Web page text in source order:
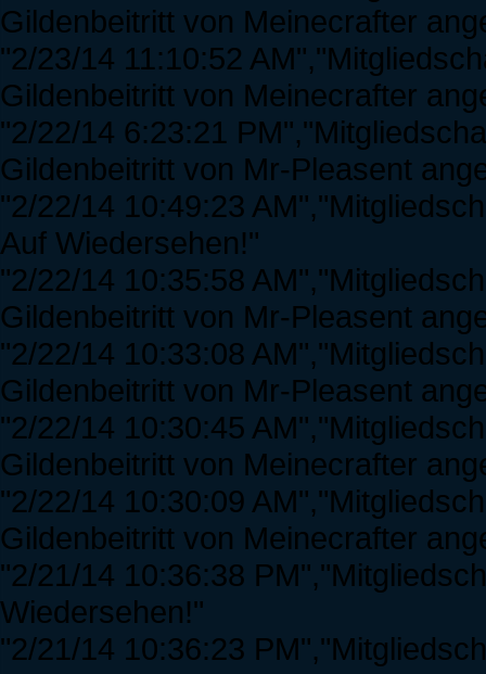
Gildenbeitritt von Meinecrafter
"2/23/14 11:10:52
Gildenbeitritt von Meinecrafter
"2/22/14 6:23:21
Gildenbeitritt von Mr-Pleasent
"2/22/14 10:49:23
Auf Wiedersehen!"
"2/22/14 10:35:58
Gildenbeitritt von Mr-Pleasent
"2/22/14 10:33:08
Gildenbeitritt von Mr-Pleasent
"2/22/14 10:30:45
Gildenbeitritt von Meinecrafter
"2/22/14 10:30:09
Gildenbeitritt von Meinecrafter
"2/21/14 10:36:38
Wiedersehen!"
"2/21/14 10:36:23